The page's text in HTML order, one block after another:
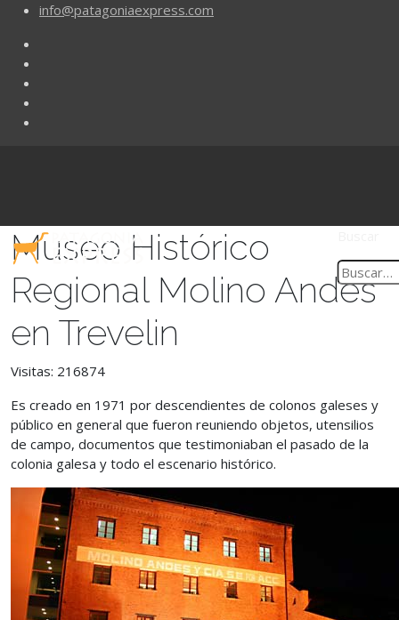
info@patagoniaexpress.com
Museo Histórico
Regional Molino Andes
en Trevelin
Visitas: 216874
Es creado en 1971 por descendientes de colonos galeses y
público en general que fueron reuniendo objetos, utensilios
de campo, documentos que testimoniaban el pasado de la
colonia galesa y todo el escenario histórico.